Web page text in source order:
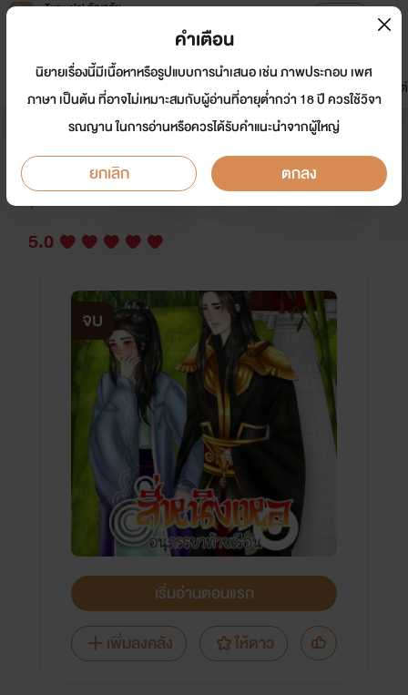
Tunwalai ธัญวลัย
หน้าแรก นิยาย อีบุ๊ก การ์ตูน
มาใหม่
ดรีมแชท ธัญลิสต์
สี่หนิงเหอ อนุภรรยาท้ายเรือน
นักเขียน: รัตน์วรา&ปูริดา&Bobby Pin
Y
5.0
จบ
เริ่มอ่านตอนแรก
เพิ่มลงคลัง
ให้ดาว
คำเตือน
นิยายเรื่องนี้มีเนื้อหาหรือรูปแบบการนำเสนอ เช่น ภาพประกอบ เพศ
ภาษา เป็นต้น ที่อาจไม่เหมาะสมกับผู้อ่านที่อายุต่ำกว่า 18 ปี ควรใช้วิจา
รณญาน ในการอ่านหรือควรได้รับคำแนะนำจากผู้ใหญ่
ยกเลิก ตกลง